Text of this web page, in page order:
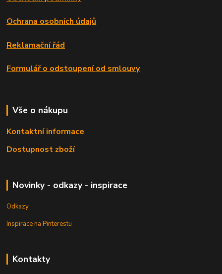
Ochrana osobních údajů
Reklamační řád
Formulář o odstoupení od smlouvy
Vše o nákupu
Kontaktní informace
Dostupnost zboží
Novinky - odkazy - inspirace
Odkazy
Inspirace na Pinterestu
Kontakty